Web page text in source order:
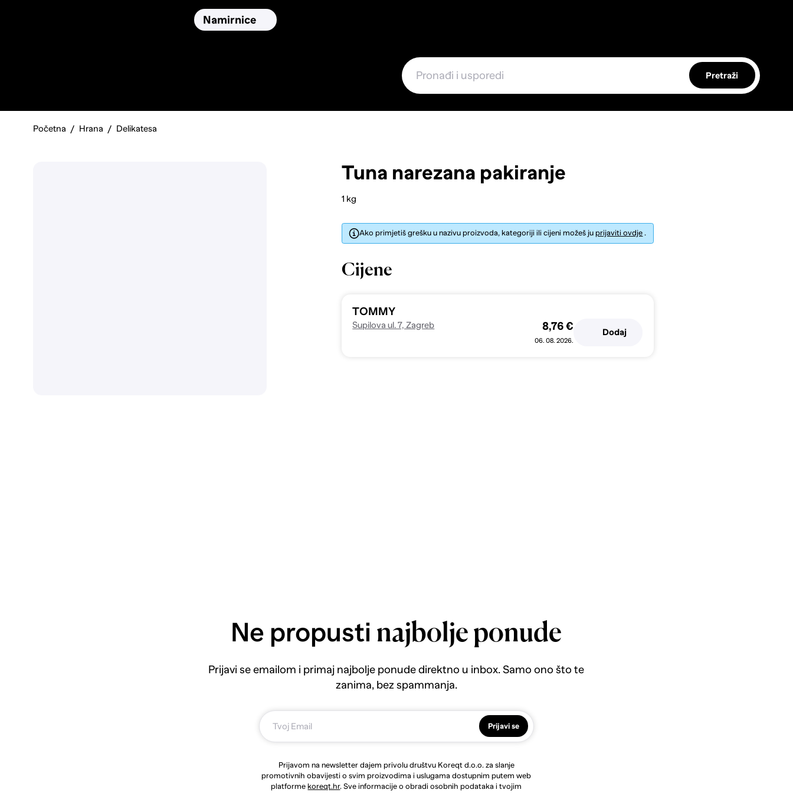
Namirnice
Pretraži
Početna Hrana Delikatesa
Tuna narezana pakiranje
1 kg
Ako primjetiš grešku u nazivu proizvoda, kategoriji ili cijeni možeš juprijaviti ovdje .
Cijene
TOMMY
Supilova ul. 7, Zagreb 8,76 €
06. 08. 2026.
Dodaj
Ne propusti najbolje ponude
Prijavi se emailom i primaj najbolje ponude direktno u inbox. Samo ono što te
zanima, bez spammanja.
Prijavi se
Prijavom na newsletter dajem privolu društvu Koreqt d.o.o. za slanje
promotivnih obavijesti o svim proizvodima i uslugama dostupnim putem web
platforme koreqt.hr. Sve informacije o obradi osobnih podataka i tvojim